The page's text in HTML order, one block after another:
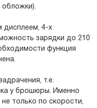
обложки).
дисплеем, 4-х
зарядки до 210
функция
т.е.
у брошюры. Именно
только по скорости,